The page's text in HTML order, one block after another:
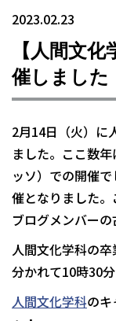
2023.02.23
【人間文
催しました
2月14日（火）に
ました。ここ数
ッソ）での開催
催となりました
ブログメンバーの
人間文化学科の
分かれて10時30
人間文化学科のキ